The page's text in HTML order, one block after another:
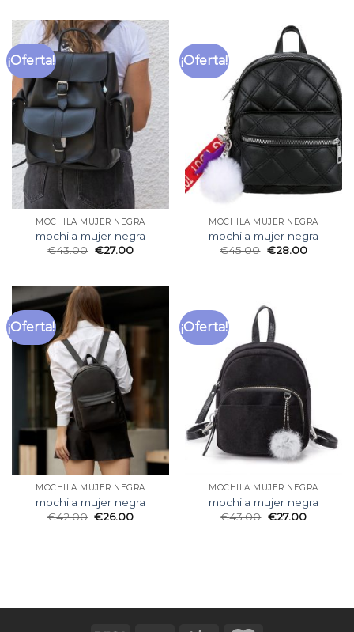
¡Oferta!
MOCHILA MUJER NEGRA
mochila mujer negra
€43.00 €27.00
¡Oferta!
MOCHILA MUJER NEGRA
mochila mujer negra
€45.00 €28.00
¡Oferta!
MOCHILA MUJER NEGRA
mochila mujer negra
€42.00 €26.00
¡Oferta!
MOCHILA MUJER NEGRA
mochila mujer negra
€43.00 €27.00